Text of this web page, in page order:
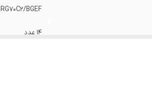
RG70C2/BGEF
14 عدد